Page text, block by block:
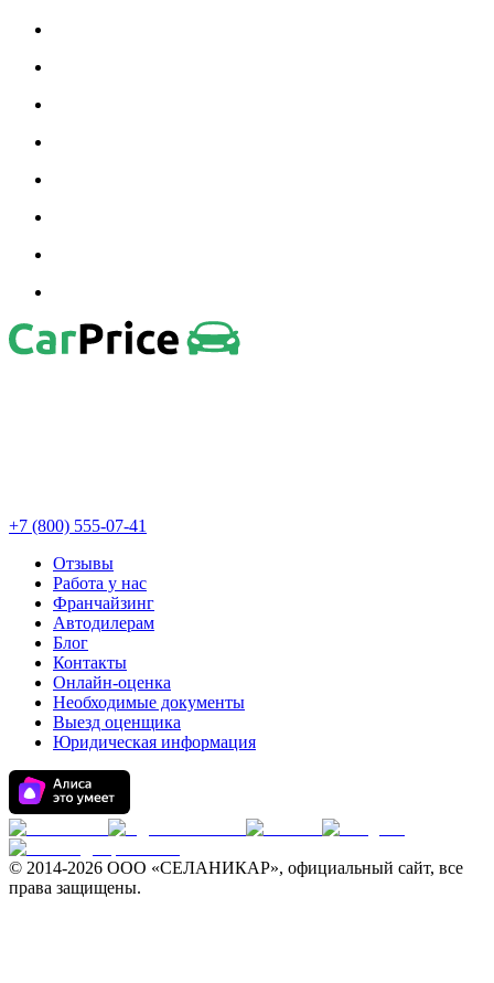
+7 (800) 555-07-41
Отзывы
Работа у нас
Франчайзинг
Автодилерам
Блог
Контакты
Онлайн-оценка
Необходимые документы
Выезд оценщика
Юридическая информация
© 2014-2026 ООО «СЕЛАНИКАР», официальный сайт, все
права защищены.